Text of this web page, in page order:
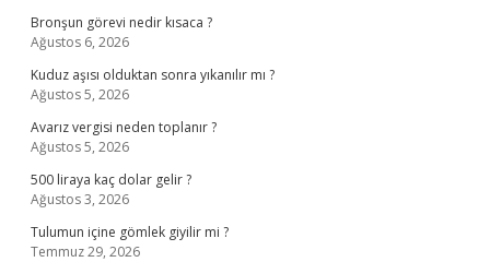
Bronşun görevi nedir kısaca ?
Ağustos 6, 2026
Kuduz aşısı olduktan sonra yıkanılır mı ?
Ağustos 5, 2026
Avarız vergisi neden toplanır ?
Ağustos 5, 2026
500 liraya kaç dolar gelir ?
Ağustos 3, 2026
Tulumun içine gömlek giyilir mi ?
Temmuz 29, 2026